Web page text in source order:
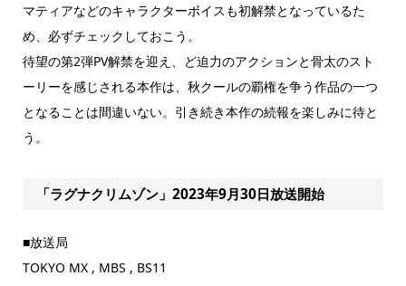
マティアなどのキャラクターボイスも初解禁となっているた
め、必ずチェックしておこう。
待望の第2弾PV解禁を迎え、ど迫力のアクションと骨太のスト
ーリーを感じされる本作は、秋クールの覇権を争う作品の一つ
となることは間違いない。引き続き本作の続報を楽しみに待と
う。
「ラグナクリムゾン」2023年9月30日放送開始
■放送局
TOKYO MX , MBS , BS11